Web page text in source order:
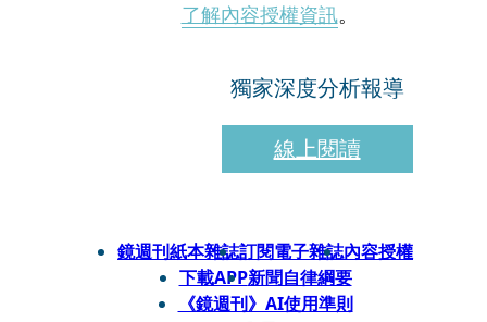
了解內容授權資訊。
獨家深度分析報導
線上閱讀
鏡週刊紙本雜誌訂閱電子雜誌內容授權
下載APP新聞自律綱要
《鏡週刊》AI使用準則